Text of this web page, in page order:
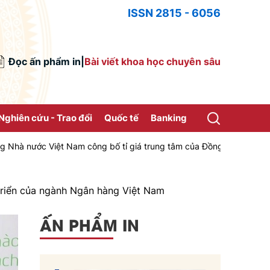
ISSN 2815 - 6056
Đọc ấn phẩm in Bài viết khoa học chuyên sâu
cứu - Trao đổi Quốc tế Banking
công bố tỉ giá trung tâm của Đồng Việt Nam với Đô la Mỹ, áp
của ngành Ngân hàng Việt Nam
ẤN PHẨM IN